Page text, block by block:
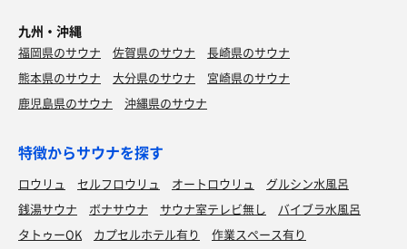
九州・沖縄
福岡県のサウナ 佐賀県のサウナ
長崎県のサウナ
熊本県のサウナ
大分県のサウナ
宮崎県のサウナ
鹿児島県のサウナ
沖縄県のサウナ
特徴からサウナを探す
ロウリュ セルフロウリュ オートロウリュ
グルシン水風呂
銭湯サウナ
ボナサウナ サウナ室テレビ無し
バイブラ水風呂
タトゥーOK
カプセルホテル有り
作業スペース有り